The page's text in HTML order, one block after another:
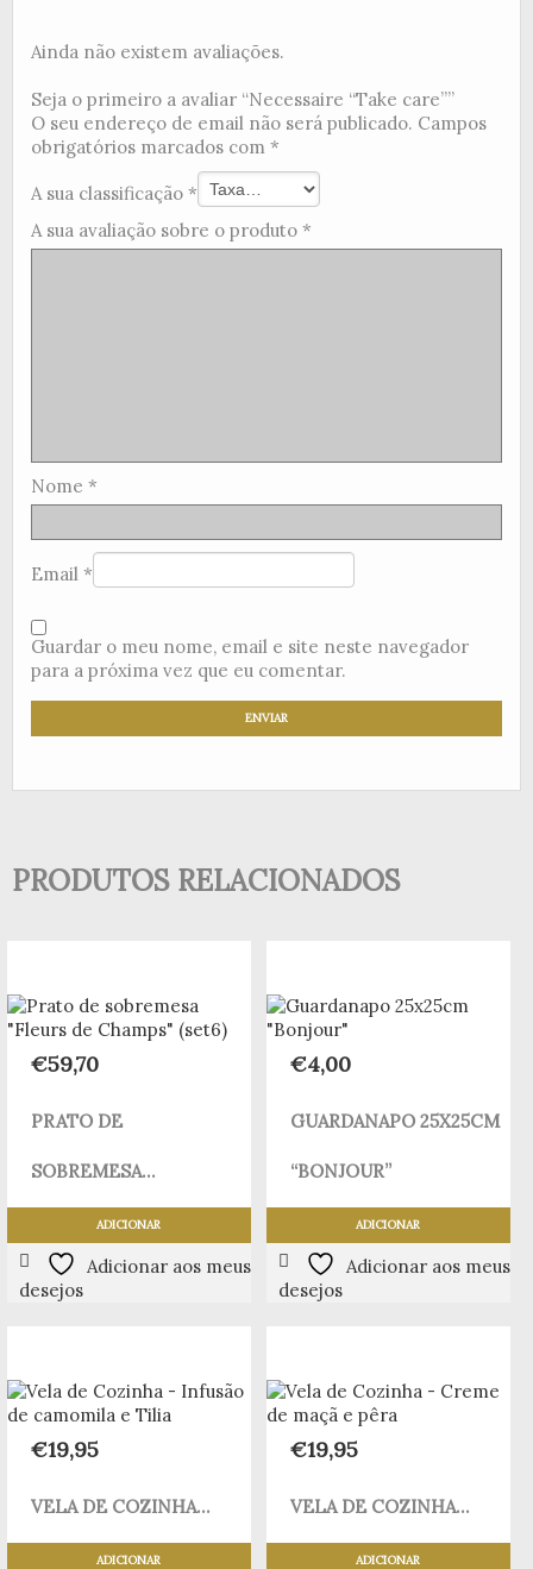
Ainda não existem avaliações.
Seja o primeiro a avaliar “Necessaire “Take care””
O seu endereço de email não será publicado. Campos
obrigatórios marcados com *
A sua classificação *
A sua avaliação sobre o produto *
Nome *
Email *
Guardar o meu nome, email e site neste navegador
para a próxima vez que eu comentar.
PRODUTOS RELACIONADOS
€59,70
PRATO DE
SOBREMESA...
ADICIONAR
Adicionar aos meus
desejos
€4,00
GUARDANAPO 25X25CM
“BONJOUR”
ADICIONAR
Adicionar aos meus
desejos
€19,95
VELA DE COZINHA...
ADICIONAR
€19,95
VELA DE COZINHA...
ADICIONAR